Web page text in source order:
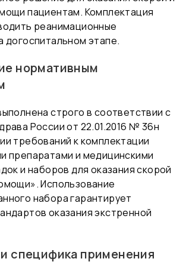
пациентам. Комплектация
реанимационные
догоспитальном этапе.
нормативным
строго в соответствии с
России от 22.01.2016 № 36н
требований к комплектации
препаратами и медицинскими
и наборов для оказания скорой
Использование
набора гарантирует
оказания экстренной
специфика применения